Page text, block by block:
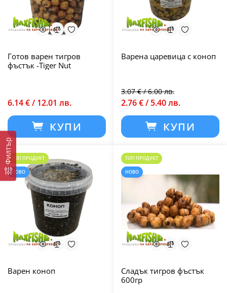
Филтър
Готов варен тигров
фъстък -Tiger Nut
6.14 € / 12.01 лв.
КУПИ
Варена царевица с коноп
3.07 € / 6.00 лв.
2.76 € / 5.40 лв.
КУПИ
ТОП ПРОДУКТ
НОВО
Варен коноп
ТОП ПРОДУКТ
НОВО
Сладък тигров фъстък
600гр